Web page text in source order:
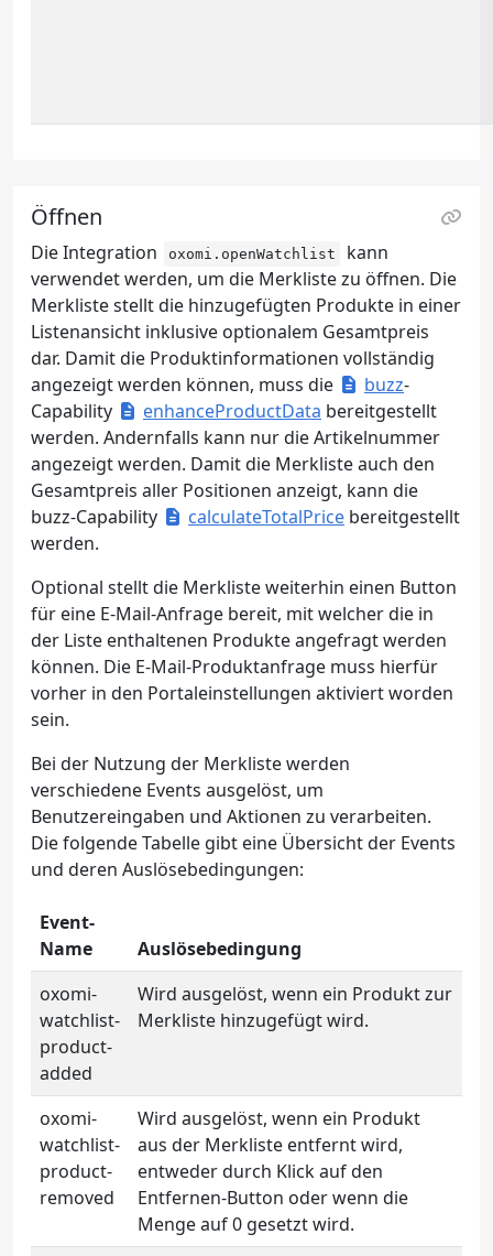
Öffnen
Die Integration oxomi.openWatchlist
kann
verwendet werden, um die Merkliste zu öffnen. Die
Merkliste stellt die hinzugefügten Produkte in einer
Listenansicht inklusive optionalem Gesamtpreis
dar. Damit die Produktinformationen vollständig
angezeigt werden können, muss die
buzz-
Capability
enhanceProductData bereitgestellt
werden. Andernfalls kann nur die Artikelnummer
angezeigt werden. Damit die Merkliste auch den
Gesamtpreis aller Positionen anzeigt, kann die
buzz-Capability
calculateTotalPrice bereitgestellt
werden.
Optional stellt die Merkliste weiterhin einen Button
für eine E-Mail-Anfrage bereit, mit welcher die in
der Liste enthaltenen Produkte angefragt werden
können. Die E-Mail-Produktanfrage muss hierfür
vorher in den Portaleinstellungen aktiviert worden
sein.
Bei der Nutzung der Merkliste werden
verschiedene Events ausgelöst, um
Benutzereingaben und Aktionen zu verarbeiten.
Die folgende Tabelle gibt eine Übersicht der Events
und deren Auslösebedingungen:
Event-
Name
Auslösebedingung
oxomi-
watchlist-
product-
added
Wird ausgelöst, wenn ein Produkt zur
Merkliste hinzugefügt wird.
oxomi-
watchlist-
product-
removed
Wird ausgelöst, wenn ein Produkt
aus der Merkliste entfernt wird,
entweder durch Klick auf den
Entfernen-Button oder wenn die
Menge auf 0 gesetzt wird.